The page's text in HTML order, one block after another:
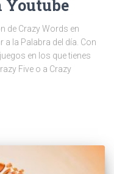
Youtube
de Crazy Words en
a la Palabra del día. Con
en los que tienes
Five o a Crazy